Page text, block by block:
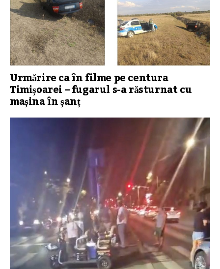
Urmărire ca în filme pe centura
Timișoarei – fugarul s-a răsturnat cu
mașina în șanț